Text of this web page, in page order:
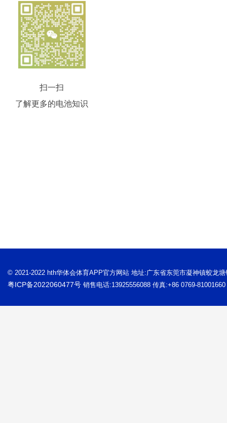
扫一扫
了解更多的电池知识
© 2021-2022 hth华体会体育APP官方网站 地址:广东省东莞市凝神镇蛟龙
粤ICP备2022060477号 销售电话:13925556088 传真:+86 0769-81001660